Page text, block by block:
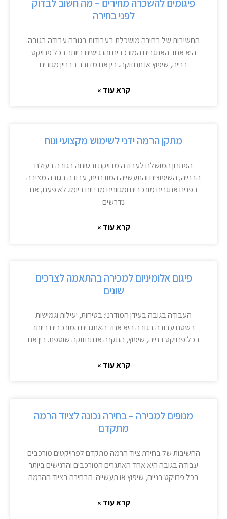
לפני בחירה
החשיבות של בחירה מושכלת בעבודות בגובה עבודה בגובה
היא אחד האתגרים המורכבים והרגישים ביותר בכל פרויקט
בנייה, שיפוץ או תחזוקה. בין אם מדובר בבניין מגורים
קרא עוד »
מתקן הרמה ידני לשימוש מקצועי ונוח
הפתרון המושלם לעבודה מדויקת ובטוחה בגובה בעולם
הבנייה, השיפוצים והתעשייה המודרנית, עבודה בגובה מציבה
בפנינו אתגרים מורכבים ומגוונים מדי יום ביומו. לא פעם, אנו
נדרשים
קרא עוד »
פיגום אלומיניום למכירה בהתאמה לצרכים
שונים
העבודה בגובה בעידן המודרני: בטיחות, יעילות וגמישות
בשטח עבודה בגובה היא אחד האתגרים המורכבים ביותר
בכל פרויקט בנייה, שיפוץ, התקנה או תחזוקה שוטפת. בין אם
קרא עוד »
מנופים למכירה – בחירה נכונה לציוד הרמה
מתקדם
החשיבות של בחירת ציוד הרמה מתקדם לפרויקטים מורכבים
עבודה בגובה היא אחד האתגרים המורכבים והרגישים ביותר
בכל פרויקט בנייה, שיפוץ או תעשייה. הבחירה בציוד ההרמה
קרא עוד »